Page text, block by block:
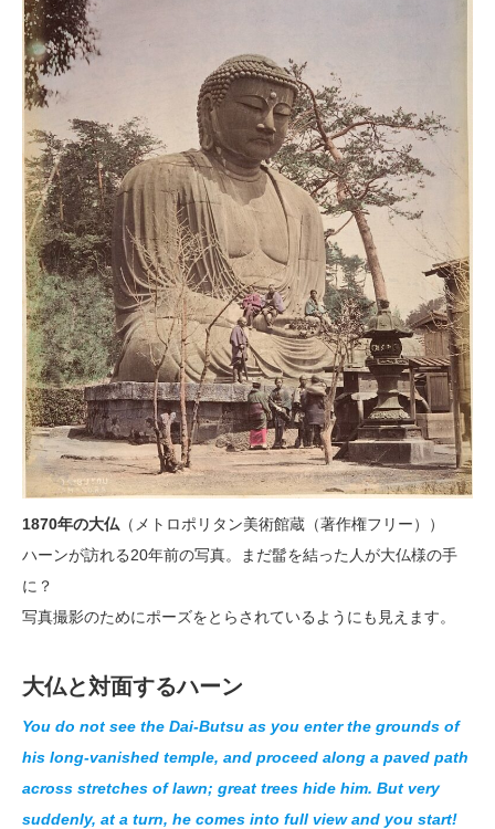
1870年の大仏 （メトロポリタン美術館蔵（著作権フリー））
ハーンが訪れる20年前の写真。まだ髷を結った人が大仏様の手
に？
写真撮影のためにポーズをとらされているようにも見えます。
大仏と対面するハーン
You do not see the Dai-Butsu as you enter the grounds of
his long-vanished temple, and proceed along a paved path
across stretches of lawn; great trees hide him. But very
suddenly, at a turn, he comes into full view and you start!